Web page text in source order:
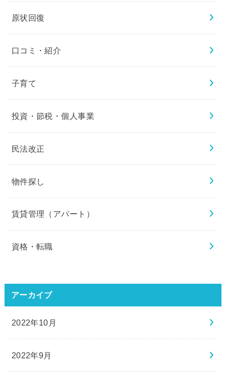
原状回復
口コミ・紹介
子育て
投資・節税・個人事業
民法改正
物件探し
賃貸管理（アパート）
資格・転職
アーカイブ
2022年10月
2022年9月